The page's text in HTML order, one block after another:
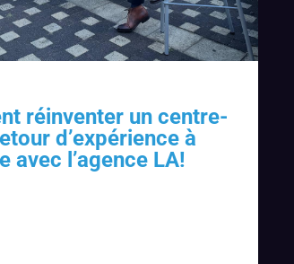
réinventer un centre-
d’expérience à
avec l’agence LA!